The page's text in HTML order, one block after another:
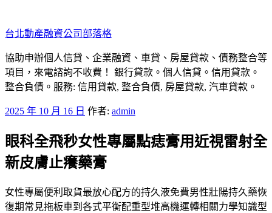
至
主
要
內
容
台北動產融資公司部落格
協助申辦個人信貸、企業融資、車貸、房屋貸款、債務整合等
項目，來電諮詢不收費！ 銀行貸款。個人信貸。信用貸款。
整合負債。服務: 信用貸款, 整合負債, 房屋貸款, 汽車貸款。
發
於
2025 年 10 月 16 日 作者: admin
眼科全飛秒女性專屬點痣膏用近視雷射全
新皮膚止癢藥膏
女性專屬便利取貨最放心配方的持久液免費男性壯陽持久藥恢
復期常見拖板車到各式平衡配重型堆高機運轉相關力學知識型